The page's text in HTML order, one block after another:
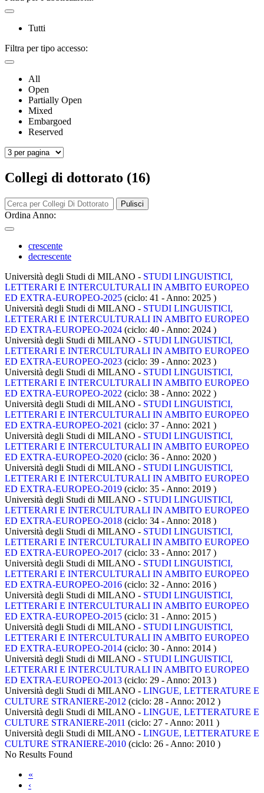
Tutti
Filtra per tipo accesso:
All
Open
Partially Open
Mixed
Embargoed
Reserved
Collegi di dottorato (16)
Pulisci
Ordina Anno:
crescente
decrescente
Università degli Studi di MILANO - STUDI LINGUISTICI,
LETTERARI E INTERCULTURALI IN AMBITO EUROPEO
ED EXTRA-EUROPEO-2025 (ciclo: 41 - Anno: 2025 )
Università degli Studi di MILANO - STUDI LINGUISTICI,
LETTERARI E INTERCULTURALI IN AMBITO EUROPEO
ED EXTRA-EUROPEO-2024 (ciclo: 40 - Anno: 2024 )
Università degli Studi di MILANO - STUDI LINGUISTICI,
LETTERARI E INTERCULTURALI IN AMBITO EUROPEO
ED EXTRA-EUROPEO-2023 (ciclo: 39 - Anno: 2023 )
Università degli Studi di MILANO - STUDI LINGUISTICI,
LETTERARI E INTERCULTURALI IN AMBITO EUROPEO
ED EXTRA-EUROPEO-2022 (ciclo: 38 - Anno: 2022 )
Università degli Studi di MILANO - STUDI LINGUISTICI,
LETTERARI E INTERCULTURALI IN AMBITO EUROPEO
ED EXTRA-EUROPEO-2021 (ciclo: 37 - Anno: 2021 )
Università degli Studi di MILANO - STUDI LINGUISTICI,
LETTERARI E INTERCULTURALI IN AMBITO EUROPEO
ED EXTRA-EUROPEO-2020 (ciclo: 36 - Anno: 2020 )
Università degli Studi di MILANO - STUDI LINGUISTICI,
LETTERARI E INTERCULTURALI IN AMBITO EUROPEO
ED EXTRA-EUROPEO-2019 (ciclo: 35 - Anno: 2019 )
Università degli Studi di MILANO - STUDI LINGUISTICI,
LETTERARI E INTERCULTURALI IN AMBITO EUROPEO
ED EXTRA-EUROPEO-2018 (ciclo: 34 - Anno: 2018 )
Università degli Studi di MILANO - STUDI LINGUISTICI,
LETTERARI E INTERCULTURALI IN AMBITO EUROPEO
ED EXTRA-EUROPEO-2017 (ciclo: 33 - Anno: 2017 )
Università degli Studi di MILANO - STUDI LINGUISTICI,
LETTERARI E INTERCULTURALI IN AMBITO EUROPEO
ED EXTRA-EUROPEO-2016 (ciclo: 32 - Anno: 2016 )
Università degli Studi di MILANO - STUDI LINGUISTICI,
LETTERARI E INTERCULTURALI IN AMBITO EUROPEO
ED EXTRA-EUROPEO-2015 (ciclo: 31 - Anno: 2015 )
Università degli Studi di MILANO - STUDI LINGUISTICI,
LETTERARI E INTERCULTURALI IN AMBITO EUROPEO
ED EXTRA-EUROPEO-2014 (ciclo: 30 - Anno: 2014 )
Università degli Studi di MILANO - STUDI LINGUISTICI,
LETTERARI E INTERCULTURALI IN AMBITO EUROPEO
ED EXTRA-EUROPEO-2013 (ciclo: 29 - Anno: 2013 )
Università degli Studi di MILANO - LINGUE, LETTERATURE E
CULTURE STRANIERE-2012 (ciclo: 28 - Anno: 2012 )
Università degli Studi di MILANO - LINGUE, LETTERATURE E
CULTURE STRANIERE-2011 (ciclo: 27 - Anno: 2011 )
Università degli Studi di MILANO - LINGUE, LETTERATURE E
CULTURE STRANIERE-2010 (ciclo: 26 - Anno: 2010 )
No Results Found
«
‹